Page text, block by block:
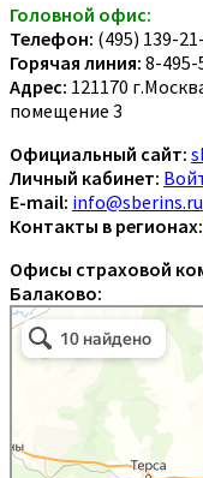
Головной офис:
Телефон: (495) 139-
Горячая линия: 8-495-
Адрес: 121170
помещение 3
Официальный сайт:
Личный кабинет:
E-mail: info@sberins.ru
Контакты в регионах:
Офисы страховой
Балаково: